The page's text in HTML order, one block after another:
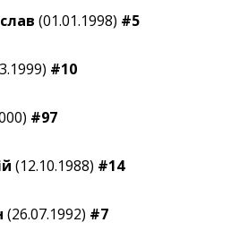
(01.01.1998) #5
#10
#97
(12.10.1988) #14
(26.07.1992) #7